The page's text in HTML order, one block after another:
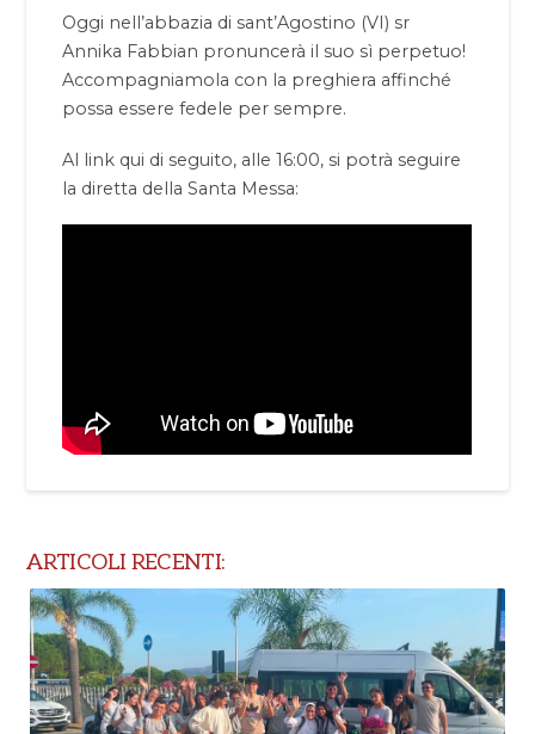
Oggi nell’abbazia di sant’Agostino (VI) sr
Annika Fabbian pronuncerà il suo sì perpetuo!
Accompagniamola con la preghiera affinché
possa essere fedele per sempre.
Al link qui di seguito, alle 16:00, si potrà seguire
la diretta della Santa Messa:
ARTICOLI RECENTI: